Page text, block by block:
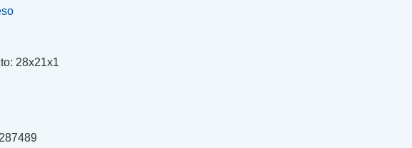
28x21x1